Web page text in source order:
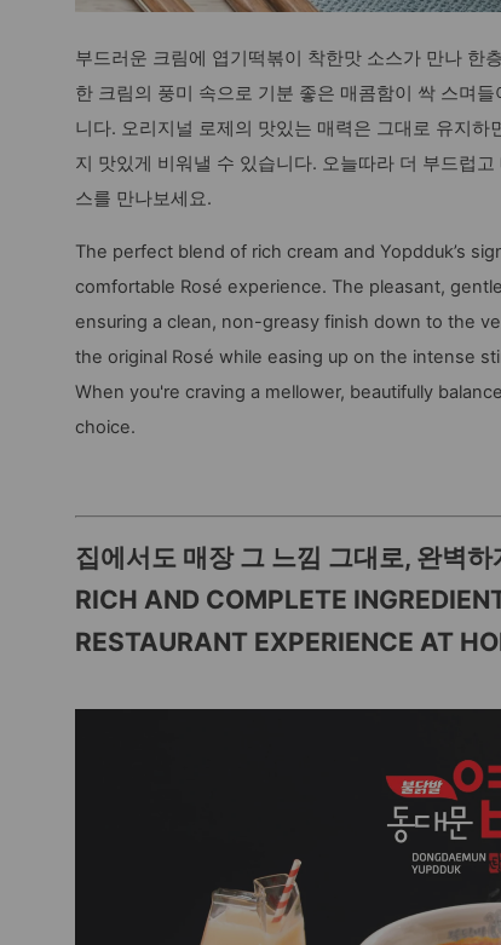
부드러운 크림에 엽기떡볶이 착한맛 소스가 만나 한
한 크림의 풍미 속으로 기분 좋은 매콤함이 싹 스며
니다. 오리지널 로제의 맛있는 매력은 그대로 유지
지 맛있게 비워낼 수 있습니다. 오늘따라 더 부드럽
스를 만나보세요.
The perfect blend of rich cream and Yopdduk’s
comfortable Rosé experience. The pleasant,
ensuring a clean, non-greasy finish down to the
the original Rosé while easing up on the intense
When you're craving a mellower, beautifully
choice.
집에서도 매장 그 느낌 그대로, 완벽
RICH AND COMPLETE
RESTAURANT EXPERIENCE AT